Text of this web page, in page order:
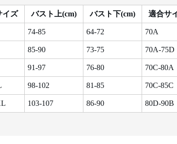
イズ バスト上(cm) バスト下(cm) 適合サ
74-85 64-72 70A
85-90 73-75 70A-75D
91-97 76-80 70C-80A
98-102 81-85 70C-85C
103-107 86-90 80D-90B